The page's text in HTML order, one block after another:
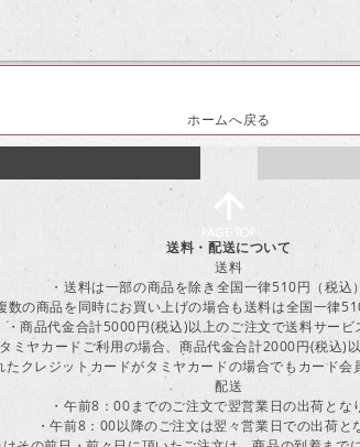
ホームへ戻る
送料・配送について
送料
・送料は一部の商品を除き全国一律510円（税込
数の商品を同時にお買い上げの場合も送料は全国一律
・商品代金合計5000円(税込)以上のご注文で送料サービ
ミヤカードご利用の場合、商品代金合計2000円(税込)
クレジットカードがタミヤカードの場合でもカード会
配送
・午前8：00までのご注文で翌営業日の出荷とな
・午前8：00以降のご注文は翌々営業日での出荷と